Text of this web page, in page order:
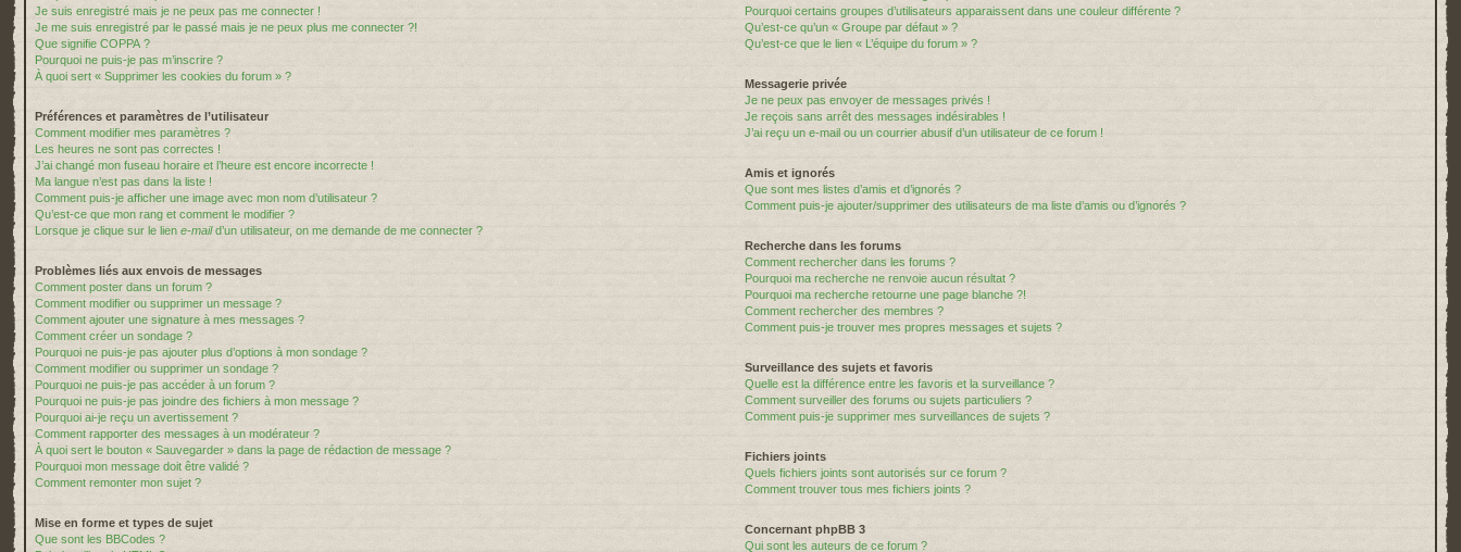
Je suis enregistré mais je ne peux pas me connecter !
Je me suis enregistré par le passé mais je ne peux plus me connecter ?!
Que signifie COPPA ?
Pourquoi ne puis-je pas m’inscrire ?
À quoi sert « Supprimer les cookies du forum » ?
Préférences et paramètres de l’utilisateur
Comment modifier mes paramètres ?
Les heures ne sont pas correctes !
J’ai changé mon fuseau horaire et l’heure est encore incorrecte !
Ma langue n’est pas dans la liste !
Comment puis-je afficher une image avec mon nom d’utilisateur ?
Qu’est-ce que mon rang et comment le modifier ?
Lorsque je clique sur le lien e-maild’un utilisateur, on me demande de me connecter ?
Problèmes liés aux envois de messages
Comment poster dans un forum ?
Comment modifier ou supprimer un message ?
Comment ajouter une signature à mes messages ?
Comment créer un sondage ?
Pourquoi ne puis-je pas ajouter plus d’options à mon sondage ?
Comment modifier ou supprimer un sondage ?
Pourquoi ne puis-je pas accéder à un forum ?
Pourquoi ne puis-je pas joindre des fichiers à mon message ?
Pourquoi ai-je reçu un avertissement ?
Comment rapporter des messages à un modérateur ?
À quoi sert le bouton « Sauvegarder » dans la page de rédaction de message ?
Pourquoi mon message doit être validé ?
Comment remonter mon sujet ?
Mise en forme et types de sujet
Que sont les BBCodes ?
Pourquoi certains groupes d’utilisateurs apparaissent dans une couleur différente ?
Qu’est-ce qu’un « Groupe par défaut » ?
Qu’est-ce que le lien « L’équipe du forum » ?
Messagerie privée
Je ne peux pas envoyer de messages privés !
Je reçois sans arrêt des messages indésirables !
J’ai reçu un e-mail ou un courrier abusif d’un utilisateur de ce forum !
Amis et ignorés
Que sont mes listes d’amis et d’ignorés ?
Comment puis-je ajouter/supprimer des utilisateurs de ma liste d’amis ou d’ignorés ?
Recherche dans les forums
Comment rechercher dans les forums ?
Pourquoi ma recherche ne renvoie aucun résultat ?
Pourquoi ma recherche retourne une page blanche ?!
Comment rechercher des membres ?
Comment puis-je trouver mes propres messages et sujets ?
Surveillance des sujets et favoris
Quelle est la différence entre les favoris et la surveillance ?
Comment surveiller des forums ou sujets particuliers ?
Comment puis-je supprimer mes surveillances de sujets ?
Fichiers joints
Quels fichiers joints sont autorisés sur ce forum ?
Comment trouver tous mes fichiers joints ?
Concernant phpBB 3
Qui sont les auteurs de ce forum ?